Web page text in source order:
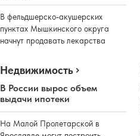
В фельдшерско-акушерских
пунктах Мышкинского округа
начнут продавать лекарства
Недвижимость
В России вырос объем
выдачи ипотеки
На Малой Пролетарской в